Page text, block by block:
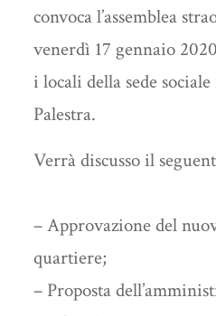
convoca l’assemblea
venerdì 17 gennaio
i locali della sede
Palestra.
Verrà discusso il
– Approvazione del
quartiere;
– Proposta